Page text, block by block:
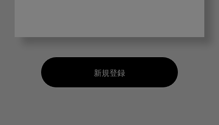
新規登録